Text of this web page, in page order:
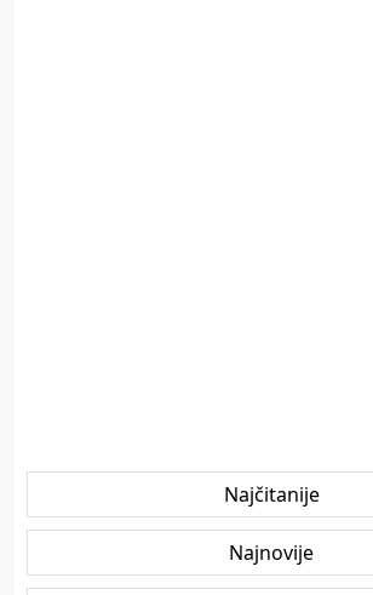
Najčitanije
Najnovije